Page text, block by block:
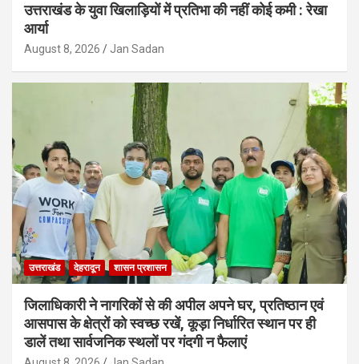
उत्तराखंड के युवा खिलाड़ियों में प्रतिभा की नहीं कोई कमी : रेखा
आर्या
August 8, 2026 Jan Sadan
उत्तराखंड देहरादून शासन प्रशासन
जिलाधिकारी ने नागरिकों से की अपील अपने घर, प्रतिष्ठान एवं
आसपास के क्षेत्रों को स्वच्छ रखें, कूड़ा निर्धारित स्थान पर ही
डालें तथा सार्वजनिक स्थलों पर गंदगी न फैलाएं